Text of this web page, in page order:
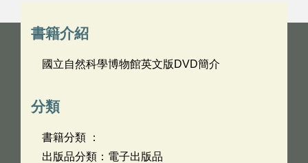
書籍介紹
國立自然科學博物館英文版DVD簡介
分類
書籍分類 ：
出版品分類：電子出版品